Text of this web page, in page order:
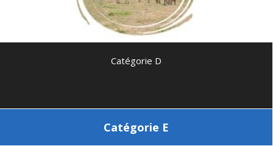
Catégorie D
Catégorie E